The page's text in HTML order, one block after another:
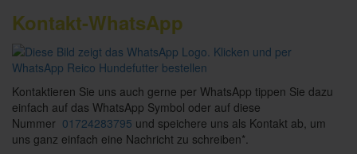
Kontakt-WhatsApp
Kontaktieren Sie uns auch gerne per WhatsApp tippen Sie dazu
einfach auf das WhatsApp Symbol oder auf diese
Nummer 01724283795 und speichere uns als Kontakt ab, um
uns ganz einfach eine Nachricht zu schreiben*.